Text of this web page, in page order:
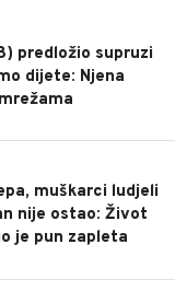
predložio supruzi
dijete: Njena
muškarci ludjeli
nije ostao: Život
je pun zapleta